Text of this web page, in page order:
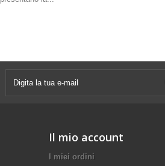
Il mio account
I miei ordini